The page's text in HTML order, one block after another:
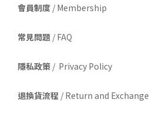
會員制度 / Membership
常見問題 / FAQ
隱私政策 / Privacy Policy
退換貨流程 / Return and Exchange